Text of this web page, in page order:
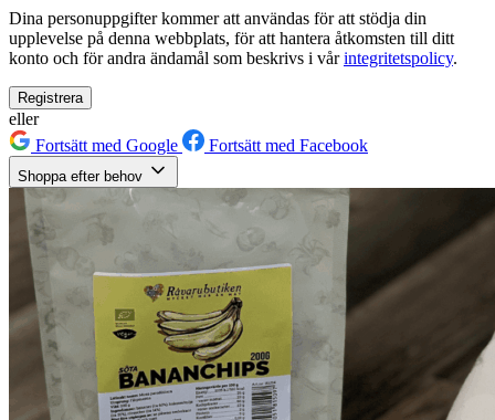
Dina personuppgifter kommer att användas för att stödja din
upplevelse på denna webbplats, för att hantera åtkomsten till ditt
konto och för andra ändamål som beskrivs i vårintegritetspolicy.
Registrera
eller
Fortsätt med Google
Fortsätt med Facebook
Shoppa efter behov